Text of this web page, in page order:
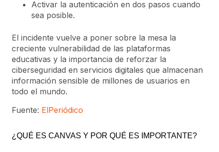
Activar la autenticación en dos pasos cuando
sea posible.
El incidente vuelve a poner sobre la mesa la
creciente vulnerabilidad de las plataformas
educativas y la importancia de reforzar la
ciberseguridad en servicios digitales que almacenan
información sensible de millones de usuarios en
todo el mundo.
Fuente: ElPeriódico
¿QUÉ ES CANVAS Y POR QUÉ ES IMPORTANTE?